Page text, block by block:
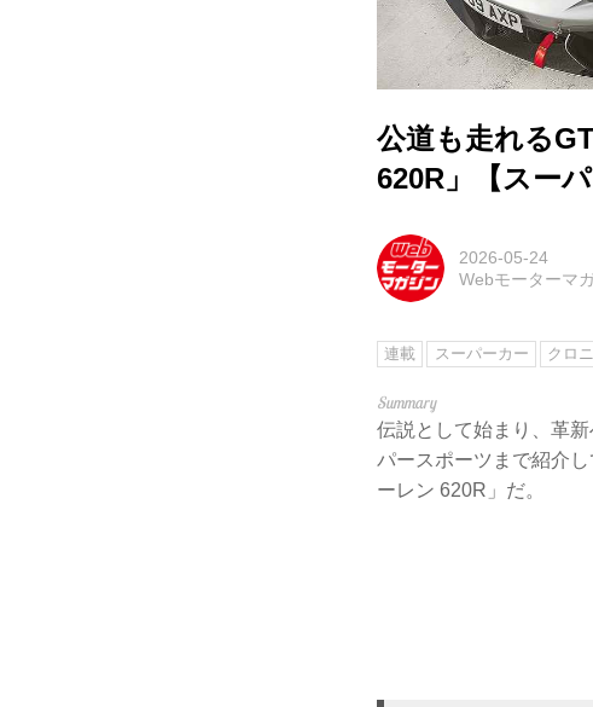
公道も走れる
620R」【スー
2026-05-24
Webモーターマ
連載 スーパーカー クロ
伝説として始まり、革
パースポーツまで紹介
ーレン 620R」だ。